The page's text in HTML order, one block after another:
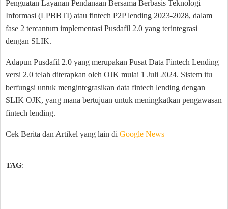
Penguatan Layanan Pendanaan Bersama Berbasis Teknologi
Informasi (LPBBTI) atau fintech P2P lending 2023-2028, dalam
fase 2 tercantum implementasi Pusdafil 2.0 yang terintegrasi
dengan SLIK.
Adapun Pusdafil 2.0 yang merupakan Pusat Data Fintech Lending
versi 2.0 telah diterapkan oleh OJK mulai 1 Juli 2024. Sistem itu
berfungsi untuk mengintegrasikan data fintech lending dengan
SLIK OJK, yang mana bertujuan untuk meningkatkan pengawasan
fintech lending.
Cek Berita dan Artikel yang lain di Google News
TAG: